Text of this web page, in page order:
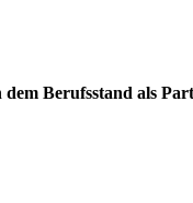
dem Berufsstand als